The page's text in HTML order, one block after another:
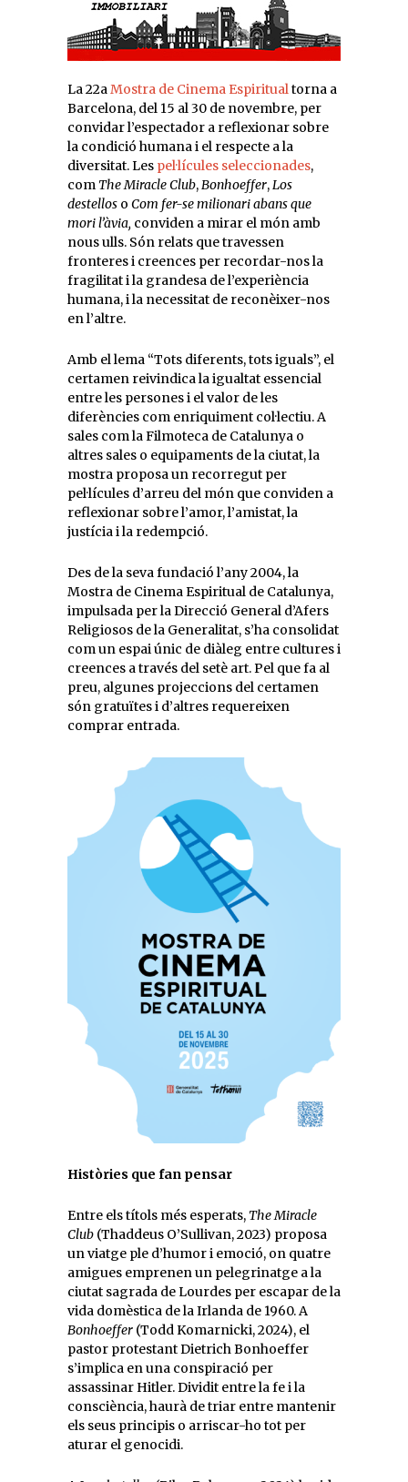
La 22aMostra de Cinema Espiritualtorna a
Barcelona, del 15 al 30 de novembre, per
convidar l’espectador a reflexionar sobre
la condició humana i el respecte a la
diversitat. Les pel·lícules seleccionades,
com The Miracle Club,Bonhoeffer,Los
destellos o Com fer-se milionari abans que
mori l’àvia, conviden a mirar el món amb
nous ulls. Són relats que travessen
fronteres i creences per recordar-nos la
fragilitat i la grandesa de l’experiència
humana, i la necessitat de reconèixer-nos
en l’altre.
Amb el lema “Tots diferents, tots iguals”, el
certamen reivindica la igualtat essencial
entre les persones i el valor de les
diferències com enriquiment col·lectiu. A
sales com la Filmoteca de Catalunya o
altres sales o equipaments de la ciutat, la
mostra proposa un recorregut per
pel·lícules d’arreu del món que conviden a
reflexionar sobre l’amor, l’amistat, la
justícia i la redempció.
Des de la seva fundació l’any 2004, la
Mostra de Cinema Espiritual de Catalunya,
impulsada per la Direcció General d’Afers
Religiosos de la Generalitat, s’ha consolidat
com un espai únic de diàleg entre cultures i
creences a través del setè art. Pel que fa al
preu, algunes projeccions del certamen
són gratuïtes i d’altres requereixen
comprar entrada.
Històries que fan pensar
Entre els títols més esperats, The Miracle
Club (Thaddeus O’Sullivan, 2023) proposa
un viatge ple d’humor i emoció, on quatre
amigues emprenen un pelegrinatge a la
ciutat sagrada de Lourdes per escapar de la
vida domèstica de la Irlanda de 1960. A
Bonhoeffer (Todd Komarnicki, 2024), el
pastor protestant Dietrich Bonhoeffer
s’implica en una conspiració per
assassinar Hitler. Dividit entre la fe i la
consciència, haurà de triar entre mantenir
els seus principis o arriscar-ho tot per
aturar el genocidi.